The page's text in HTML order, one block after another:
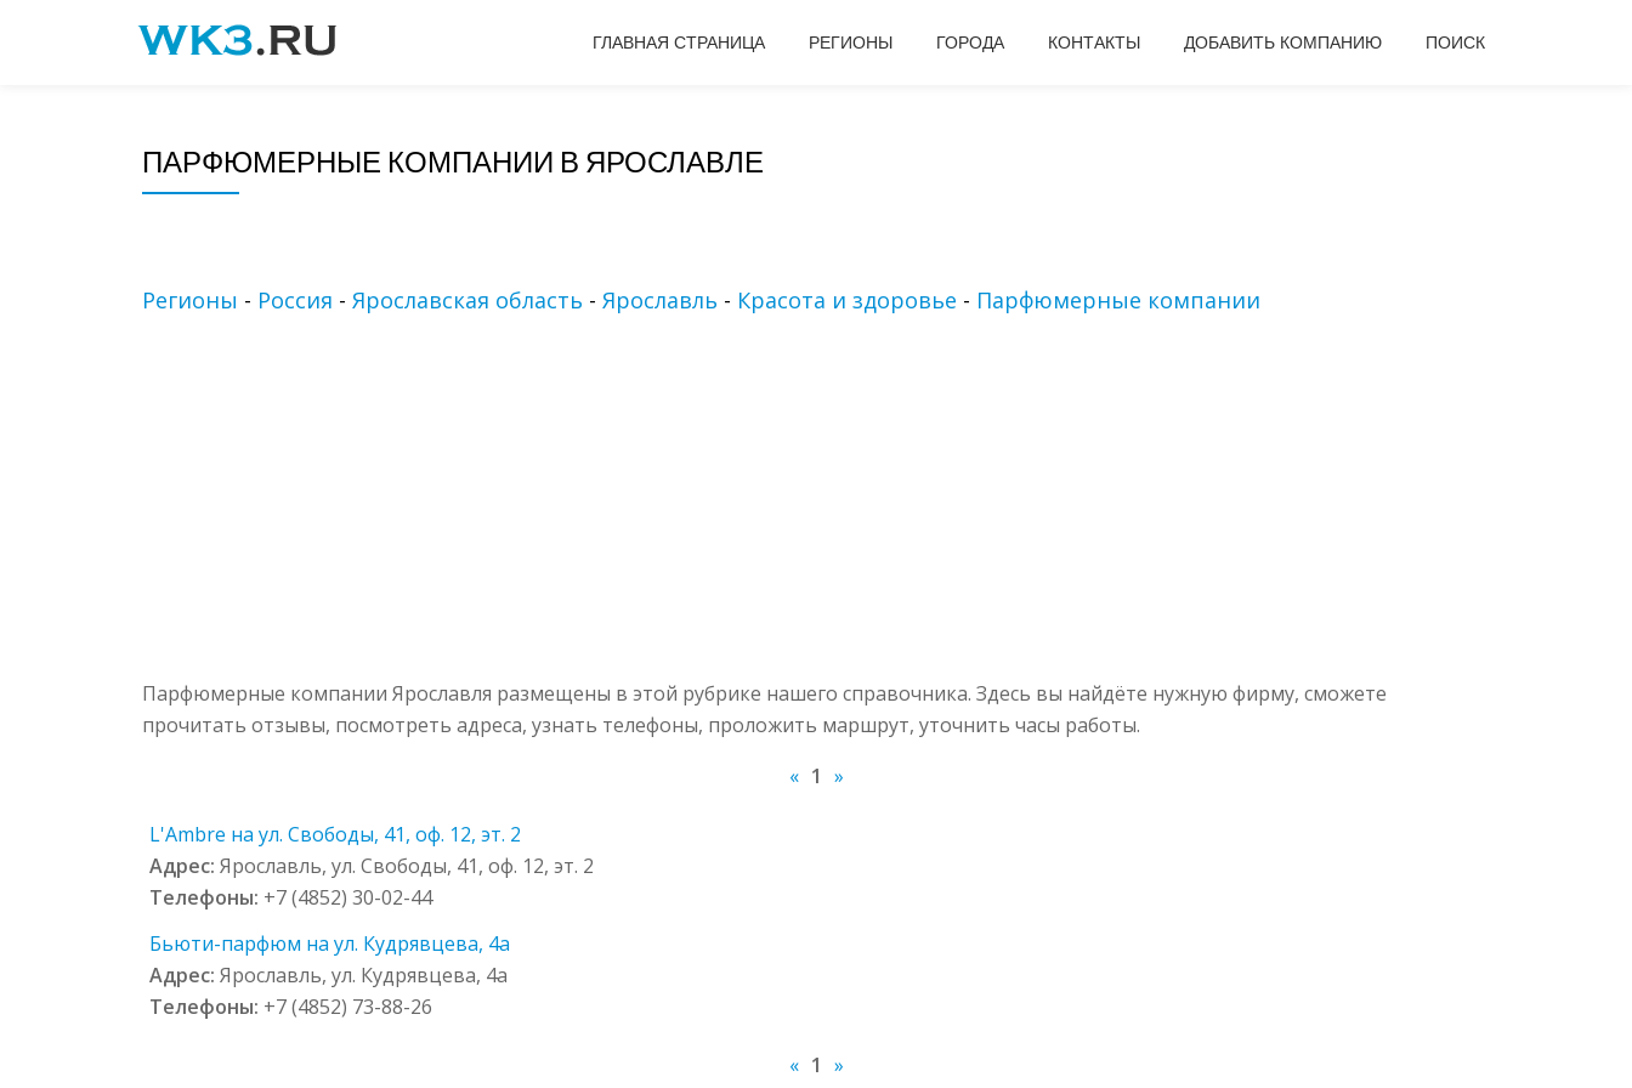
ГЛАВНАЯ СТРАНИЦА РЕГИОНЫ ГОРОДА КОНТАКТЫ ДОБАВИТЬ КОМПАНИЮ ПОИСК
ПАРФЮМЕРНЫЕ КОМПАНИИ В ЯРОСЛАВЛЕ
Регионы - Россия - Ярославская область - Ярославль - Красота и здоровье - Парфюмерные компании
Парфюмерные компании Ярославля размещены в этой рубрике нашего справочника. Здесь вы найдёте нужную фирму, сможете
прочитать отзывы, посмотреть адреса, узнать телефоны, проложить маршрут, уточнить часы работы.
« 1 »
L'Ambre на ул. Свободы, 41, оф. 12, эт. 2
Адрес:Ярославль, ул. Свободы, 41, оф. 12, эт. 2
Телефоны: +7 (4852) 30-02-44
Бьюти-парфюм на ул. Кудрявцева, 4а
Адрес:Ярославль, ул. Кудрявцева, 4а
Телефоны: +7 (4852) 73-88-26
« 1 »